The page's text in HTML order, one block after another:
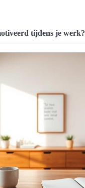
tijdens je werk?